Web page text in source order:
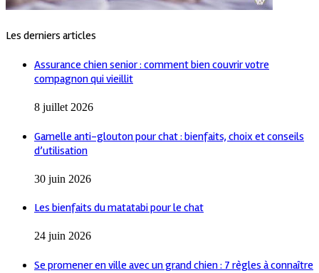
Les derniers articles
Assurance chien senior : comment bien couvrir votre
compagnon qui vieillit
8 juillet 2026
Gamelle anti-glouton pour chat : bienfaits, choix et conseils
d’utilisation
30 juin 2026
Les bienfaits du matatabi pour le chat
24 juin 2026
Se promener en ville avec un grand chien : 7 règles à connaître